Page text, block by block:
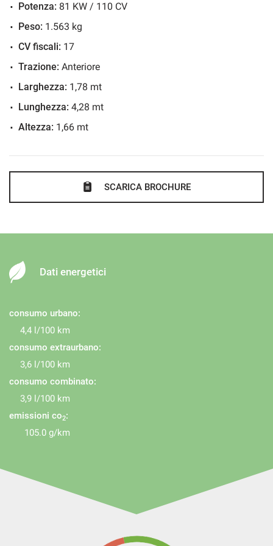
> CONSEGNA PERSONALIZZATA IN TUTTA ITALIA <
indicativi e non hanno valore contrattuale. I valori relativi ai
consumi e alle emissioni di CO2 sono riferiti alla vettura in
allestimento di serie e variano a seconda delle
Specchietti laterali elettrici
Potenza: 81 KW / 110 CV
Peso: 1.563 kg
CV fiscali: 17
Trazione: Anteriore
Larghezza: 1,78 mt
Lunghezza: 4,28 mt
Altezza: 1,66 mt
SCARICA BROCHURE
Dati energetici
consumo urbano:
4,4 l/100 km
consumo extraurbano:
3,6 l/100 km
consumo combinato:
3,9 l/100 km
emissioni co2:
105.0 g/km